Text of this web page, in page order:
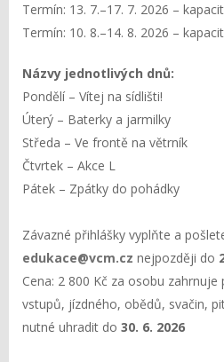
Termín: 13. 7.–17. 7. 2026 –
Termín: 10. 8.–14. 8. 2026 –
Názvy jednotlivých dnů:
Pondělí – Vítej na sídlišti!
Úterý – Baterky a jarmilky
Středa – Ve frontě na větrník
Čtvrtek – Akce L
Pátek – Zpátky do pohádky
Závazné přihlášky vyplňte a
edukace@vcm.cz nejpozději do
Cena: 2 800 Kč za osobu
vstupů, jízdného, obědů, svačin,
nutné uhradit do 30. 6. 2026